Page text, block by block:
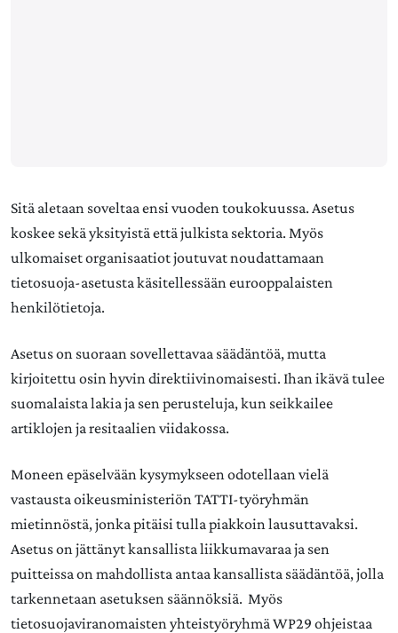
Sitä aletaan soveltaa ensi vuoden toukokuussa. Asetus
koskee sekä yksityistä että julkista sektoria. Myös
ulkomaiset organisaatiot joutuvat noudattamaan
tietosuoja-asetusta käsitellessään eurooppalaisten
henkilötietoja.
Asetus on suoraan sovellettavaa säädäntöä, mutta
kirjoitettu osin hyvin direktiivinomaisesti. Ihan ikävä tulee
suomalaista lakia ja sen perusteluja, kun seikkailee
artiklojen ja resitaalien viidakossa.
Moneen epäselvään kysymykseen odotellaan vielä
vastausta oikeusministeriön TATTI-työryhmän
mietinnöstä, jonka pitäisi tulla piakkoin lausuttavaksi.
Asetus on jättänyt kansallista liikkumavaraa ja sen
puitteissa on mahdollista antaa kansallista säädäntöä, jolla
tarkennetaan asetuksen säännöksiä. Myös
tietosuojaviranomaisten yhteistyöryhmä WP29 ohjeistaa